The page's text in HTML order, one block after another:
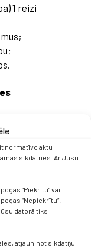
normatīvo aktu
sīkdatnes. Ar Jūsu
“Piekrītu” vai
“Nepiekrītu”.
datorā tiks
atjauninot sīkdatņu
1 reizi